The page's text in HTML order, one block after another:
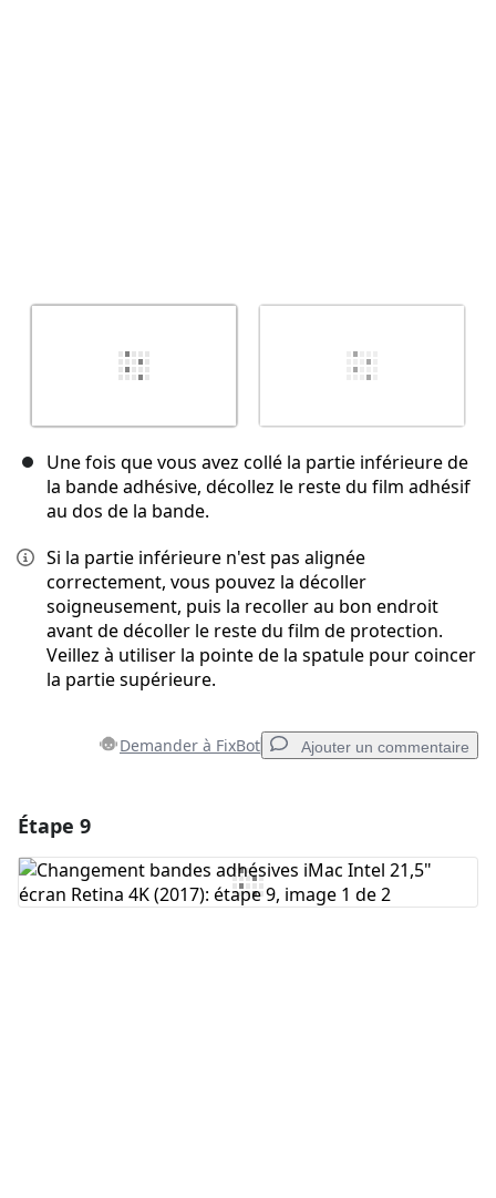
Une fois que vous avez collé la partie inférieure de
la bande adhésive, décollez le reste du film adhésif
au dos de la bande.
Si la partie inférieure n'est pas alignée
correctement, vous pouvez la décoller
soigneusement, puis la recoller au bon endroit
avant de décoller le reste du film de protection.
Veillez à utiliser la pointe de la spatule pour coincer
la partie supérieure.
Demander à FixBot Ajouter un commentaire
Ajouter un commentaire
Étape 9